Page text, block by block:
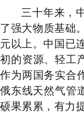
三十年来，
了强大物质基础
元以上。中国已
初的资源、轻工
作为两国务实合
俄东线天然气管
硕果累累，有力